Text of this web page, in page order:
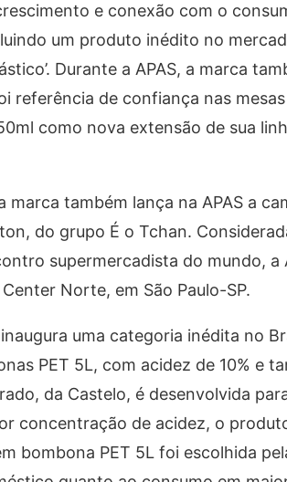
e conexão com o
um produto inédito no
Durante a APAS, a marca
referência de confiança nas
como nova extensão de sua
também lança na APAS a
do grupo É o Tchan.
supermercadista do mundo, a
Norte, em São Paulo-SP.
uma categoria inédita no
PET 5L, com acidez de 10% e
da Castelo, é desenvolvida
concentração de acidez, o
bombona PET 5L foi escolhida